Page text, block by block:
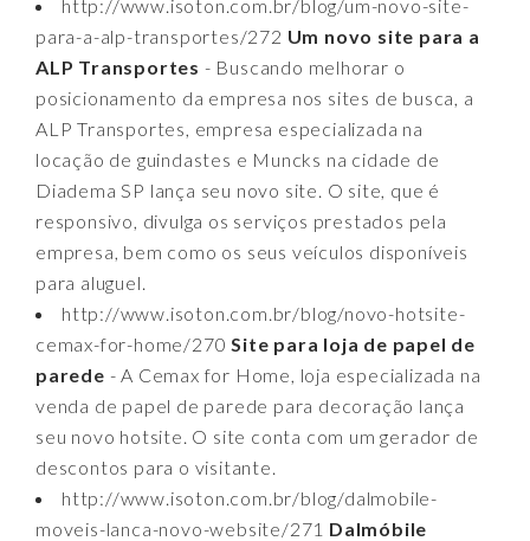
http://www.isoton.com.br/blog/um-novo-site-
para-a-alp-transportes/272 Um novo site para a
ALP Transportes - Buscando melhorar o
posicionamento da empresa nos sites de busca, a
ALP Transportes, empresa especializada na
locação de guindastes e Muncks na cidade de
Diadema SP lança seu novo site. O site, que é
responsivo, divulga os serviços prestados pela
empresa, bem como os seus veículos disponíveis
para aluguel.
http://www.isoton.com.br/blog/novo-hotsite-
cemax-for-home/270Site para loja de papel de
parede - A Cemax for Home, loja especializada na
venda de papel de parede para decoração lança
seu novo hotsite. O site conta com um gerador de
descontos para o visitante.
http://www.isoton.com.br/blog/dalmobile-
moveis-lanca-novo-website/271 Dalmóbile